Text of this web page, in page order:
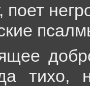
поет
и